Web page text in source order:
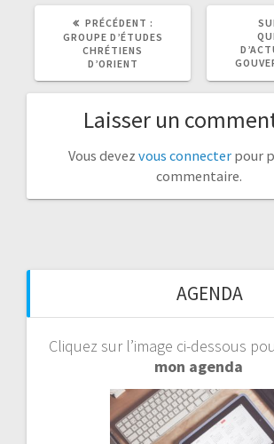
PRÉCÉDENT :
ARTICLE
PRÉCÉDENT
GROUPE D’ÉTUDES
CHRÉTIENS
D’ORIENT
ARTICLE
Laisser un
Vous devez vous connecter pour
commentaire.
AGENDA
Cliquez sur l’image ci-dessous
mon agenda